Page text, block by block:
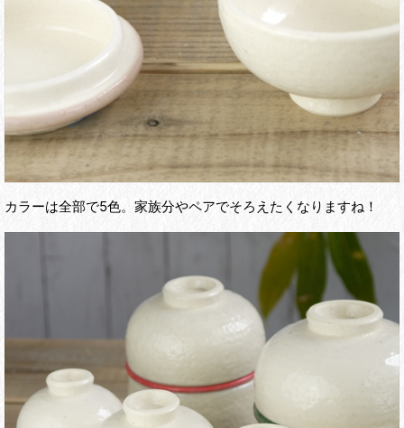
カラーは全部で5色。家族分やペアでそろえたくなりますね！